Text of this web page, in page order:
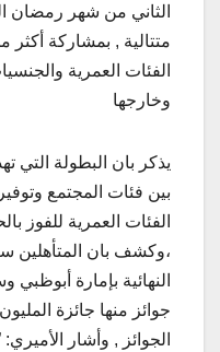
الثاني من شهر رمضان
الفئات العمرية
وخارجها
يذكر بان البطولة التي
بين فئات المجتمع
الفئات العمرية للفوز
،وكشف بان المتأهلين
النهائية بإمارة
جوائز منها جائزة
الجوائز , وأشار